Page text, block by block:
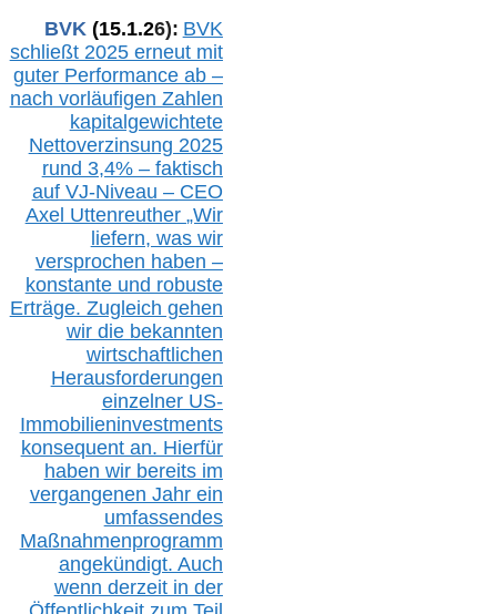
BVK (15.1.26): BVK
schließt 2025 erneut mit
guter Performance ab –
nach vorläufigen Zahlen
kapitalgewichtete
Nettoverzinsung 2025
rund 3,4% – faktisch
auf VJ-Niveau – CEO
Axel Uttenreuther „Wir
liefern, was wir
versprochen haben –
konstante und robuste
Erträge. Zugleich gehen
wir die bekannten
wirtschaftlichen
Herausforderungen
einzelner US-
Immobilieninvestments
konsequent an. Hierfür
haben wir bereits im
vergangenen Jahr ein
umfassendes
Maßnahmenprogramm
angekündigt. Auch
wenn derzeit in der